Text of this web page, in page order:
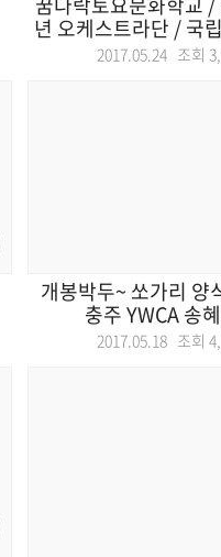
년 오케스트라단 / 국
2017.05.24 조회
개봉박두~ 쏘가리 양
충주 YWCA 송
2017.05.18 조회